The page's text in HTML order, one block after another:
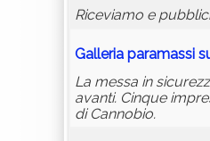
Riceviamo e
Galleria paramassi
La messa in
avanti. Cinque
di Cannobio.